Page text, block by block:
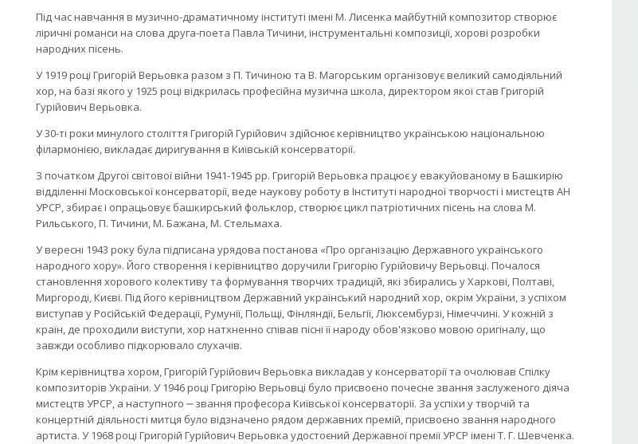
Під час навчання в музично-драматичному інституті імені М. Лисенка майбутній композитор створює
ліричні романси на слова друга-поета Павла Тичини, інструментальні композиції, хорові розробки
народних пісень.
У 1919 році Григорій Верьовка разом з П. Тичиною та В. Магорським організовує великий самодіяльний
хор, на базі якого у 1925 році відкрилась професійна музична школа, директором якої став Григорій
Гурійович Верьовка.
У 30-ті роки минулого століття Григорій Гурійович здійснює керівництво українською національною
філармонією, викладає диригування в Київській консерваторії.
З початком Другої світової війни 1941-1945 рр. Григорій Верьовка працює у евакуйованому в Башкирію
відділенні Московської консерваторії, веде наукову роботу в Інституті народної творчості і мистецтв АН
УРСР, збирає і опрацьовує башкирський фольклор, створює цикл патріотичних пісень на слова М.
Рильського, П. Тичини, М. Бажана, М. Стельмаха.
У вересні 1943 року була підписана урядова постанова «Про організацію Державного українського
народного хору». Його створення і керівництво доручили Григорію Гурійовичу Верьовці. Почалося
становлення хорового колективу та формування творчих традицій, які збирались у Харкові, Полтаві,
Миргороді, Києві. Під його керівництвом Державний український народний хор, окрім України, з успіхом
виступав у Російській Федерації, Румунії, Польщі, Фінляндії, Бельгії, Люксембурзі, Німеччині. У кожній з
країн, де проходили виступи, хор натхненно співав пісні її народу обов'язково мовою оригіналу, що
завжди особливо підкорювало слухачів.
Крім керівництва хором, Григорій Гурійович Верьовка викладав у консерваторії та очолював Спілку
композиторів України. У 1946 році Григорію Верьовці було присвоєно почесне звання заслуженого діяча
мистецтв УРСР, а наступного ‒ звання професора Київської консерваторії. За успіхи у творчій та
концертній діяльності митця було відзначено рядом державних премій, присвоєно звання народного
артиста. У 1968 році Григорій Гурійович Верьовка удостоєний Державної премії УРСР імені Т. Г. Шевченка.